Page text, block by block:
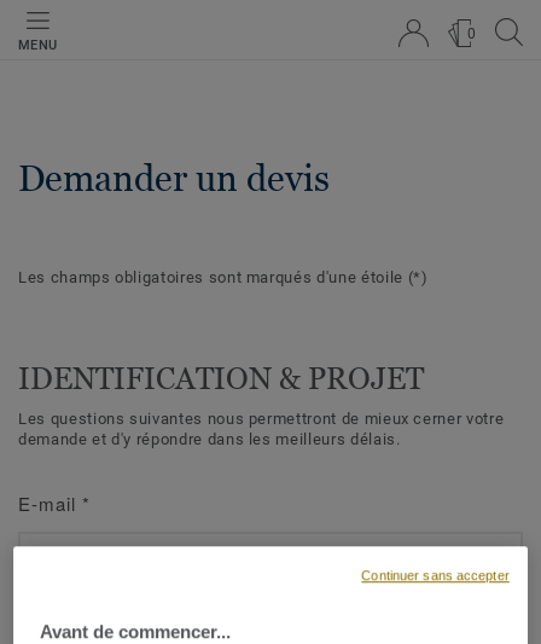
MENU
0
Demander un devis
Les champs obligatoires sont marqués d'une étoile (*)
IDENTIFICATION & PROJET
Les questions suivantes nous permettront de mieux cerner votre
demande et d'y répondre dans les meilleurs délais.
E-mail *
Avant de commencer...
Continuer sans accepter